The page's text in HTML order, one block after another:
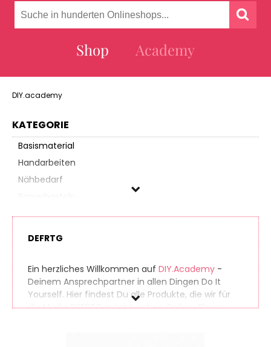
Shop Academy
DIY.academy
KATEGORIE
Basismaterial
Handarbeiten
Nähbedarf
Schmuckbasteln
Preis
DEFRTG
Ein herzliches Willkommen auf DIY.Academy -
Deinem Ansprechpartner in allen Dingen Do It
Yourself. Hier findest Du alle Produkte, die wir für
die Marke DEFRTG in zahlreichen Online-Shops